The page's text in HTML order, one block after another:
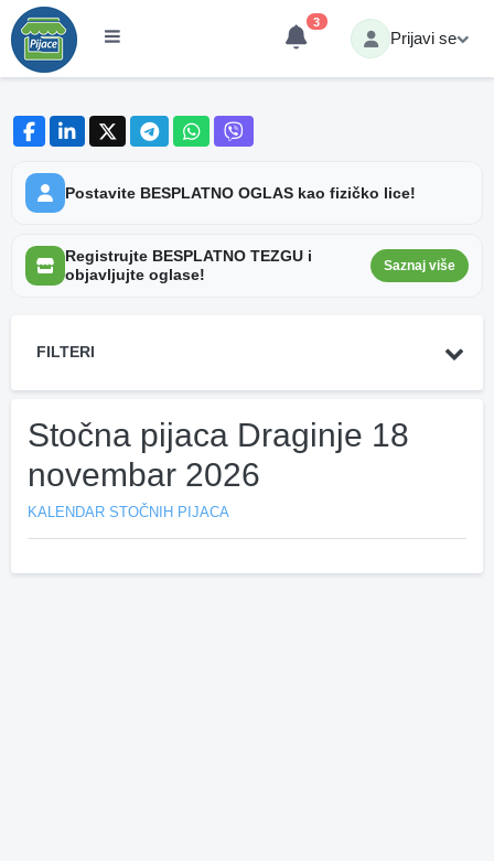
3
Prijavi se
Postavite BESPLATNO OGLAS kao fizičko lice!
Registrujte BESPLATNO TEZGU i
objavljujte oglase!
Saznaj više
FILTERI
Stočna pijaca Draginje 18
novembar 2026
KALENDAR STOČNIH PIJACA